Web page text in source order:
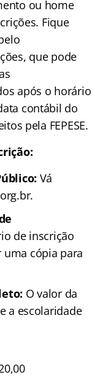
ou home
Fique
que pode
após o horário
contábil do
pela FEPESE.
Vá
de inscrição
cópia para
O valor da
a escolaridade